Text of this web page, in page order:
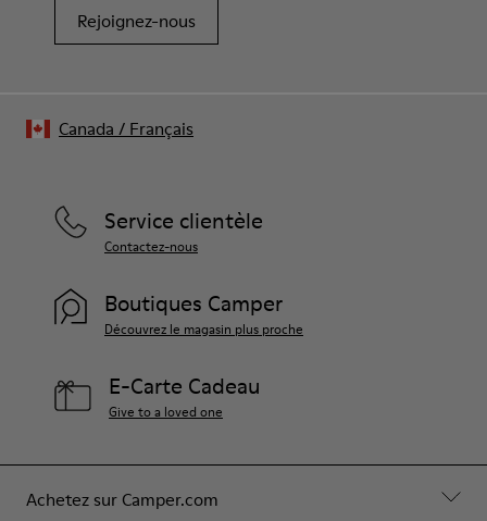
Rejoignez-nous
Achetez sur Camper.com
Service clientèle
Contactez-nous
Boutiques Camper
Découvrez le magasin plus proche
E-Carte Cadeau
Give to a loved one
Canada / Français